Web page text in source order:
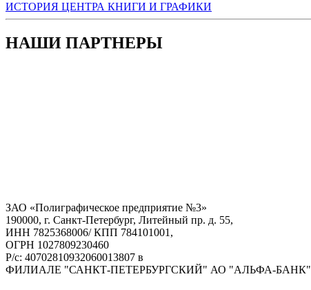
ИСТОРИЯ ЦЕНТРА КНИГИ И ГРАФИКИ
НАШИ ПАРТНЕРЫ
ЗАО «Полиграфическое предприятие №3»
190000, г. Санкт-Петербург, Литейный пр. д. 55,
ИНН 7825368006/ КПП 784101001,
ОГРН 1027809230460
Р/с: 40702810932060013807 в
ФИЛИАЛЕ "САНКТ-ПЕТЕРБУРГСКИЙ" АО "АЛЬФА-БАНК"